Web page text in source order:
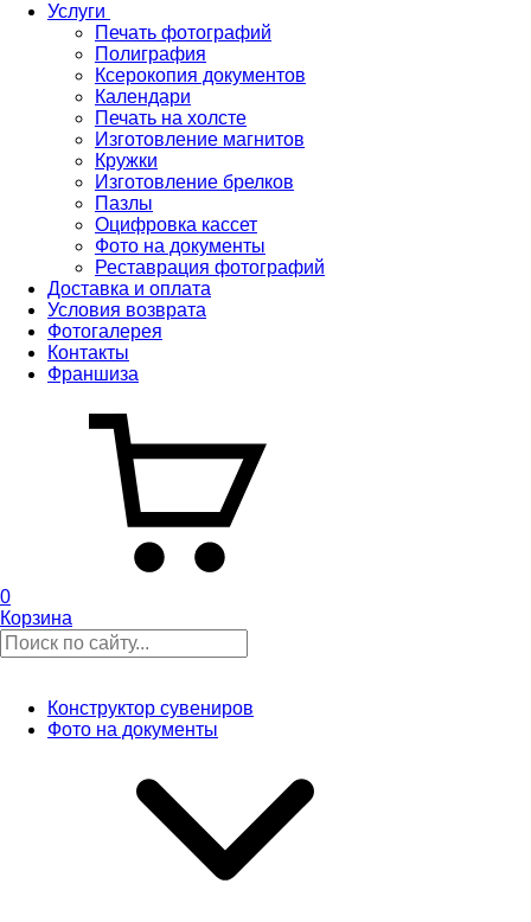
Услуги
Печать фотографий
Полиграфия
Ксерокопия документов
Календари
Печать на холсте
Изготовление магнитов
Кружки
Изготовление брелков
Пазлы
Оцифровка кассет
Фото на документы
Реставрация фотографий
Доставка и оплата
Условия возврата
Фотогалерея
Контакты
Франшиза
0
Корзина
Конструктор сувениров
Фото на документы